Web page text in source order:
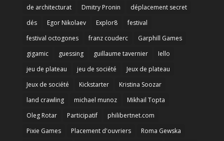
de architecturat
Dmitry Pronin
déplacement secret
dés
Egor Nikolaev Explor8
festival
festival octogones
franz couderc
Garphill Games
gigamic
guessing guillaume tavernier
Iello
jeu de plateau
jeu de société
Jeux de plateau
Jeux de société
Kickstarter
Kristina Soozar
land crawling
michael munoz
Mikhail Topta
Oleg Rotar
Participatif
philibertnet.com
Pixie Games
Placement d'ouvriers
Roma Gewska